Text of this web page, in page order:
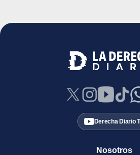
Derecha Diario
Nosotros